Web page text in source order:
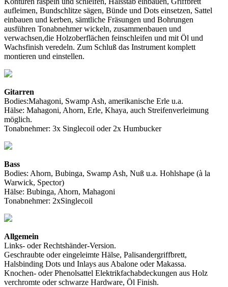
aufleimen, Bundschlitze sägen, Bünde und Dots einsetzen, Sattel
einbauen und kerben, sämtliche Fräsungen und Bohrungen
ausführen Tonabnehmer wickeln, zusammenbauen und
verwachsen,die Holzoberflächen feinschleifen und mit Öl und
Wachsfinish veredeln. Zum Schluß das Instrument komplett
montieren und einstellen.
Gitarren
Bodies:Mahagoni, Swamp Ash, amerikanische Erle u.a.
Hälse: Mahagoni, Ahorn, Erle, Khaya, auch Streifenverleimung
möglich.
Tonabnehmer: 3x Singlecoil oder 2x Humbucker
Bass
Bodies: Ahorn, Bubinga, Swamp Ash, Nuß u.a. Hohlshape (à la
Warwick, Spector)
Hälse: Bubinga, Ahorn, Mahagoni
Tonabnehmer: 2xSinglecoil
Allgemein
Links- oder Rechtshänder-Version.
Geschraubte oder eingeleimte Hälse, Palisandergriffbrett,
Halsbinding Dots und Inlays aus Abalone oder Makassa.
Knochen- oder Phenolsattel Elektrikfachabdeckungen aus Holz
verchromte oder schwarze Hardware, Öl Finish.